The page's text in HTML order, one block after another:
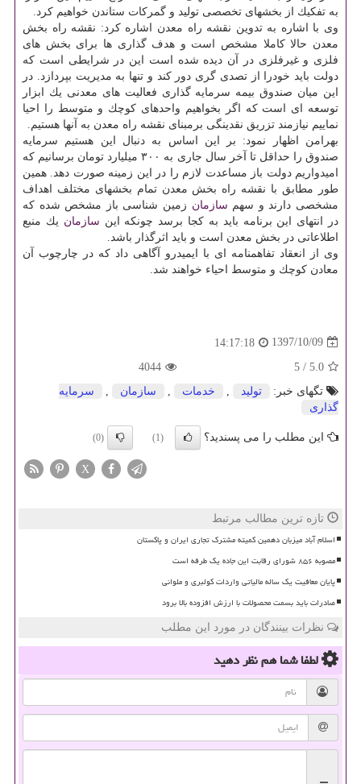
به تفكیك از بخشهای تخصصی تولید و گمركات ستاندن خواهیم كرد.
وی با اشاره به تدوین نقشه راه معدن اشاره كرد: نقشه راه بخش
معدن حالا كاملا مشخص است و هدف گذاری ها برای بخش های
فلزی و غیرفلزی در آن دیده شده است این در شرایطی است كه
دولت باید خودرا از تصدی گری دور كند و تنها به مدیریت بپردازد. در
این میان صندوق بیمه سرمایه گذاری فعالیت های معدنی یك ابزار
توسعه ای است كه اگر بخواهیم واحدهای كوچك و متوسط را احیا
نماییم نیازمند تزریق نقدینگی برمبنای نقشه راه معدن به آنها هستیم.
بهرامن اظهار نمود: بر این اساس به دنبال این هستیم سرمایه
صندوق را حداقل تا آخر سال جاری به ۳۰۰ میلیارد تومان برسانیم كه
امیدواریم دولت باز مساعدت لازم را در این زمینه صورت دهد. همین
طور مطابق با نقشه راه بخش معدن تمام بخشهای مختلف اهداف
مشخصی دارند و سهم سازمان زمین شناسی باز مشخص شده كه
در انتهای این برنامه باید به كجا برسد چونكه این سازمان یك منبع
اطلاعاتی در بخش معدن است و باید اثرگذار باشد.
وی از انعقاد تفاهمنامه ای با ایمیدرو آگاهی داد كه در چارچوب آن
معادن كوچك و متوسط احیاء خواهند شد.
1397/10/09
14:17:18
5.0
/
5
4044
تگهای خبر:
تولید خدمات سازمان
سرمایه
گذاری
این مطلب را می پسندید؟ (1)
(0)
X
تازه ترین مطالب مرتبط
اسلام آباد میزبان دهمین کمیته مشترک تجاری ایران و پاکستان
مصوبه ۸۵۶ شورای رقابت این جاده یک طرفه است
پایان معافیت یک ساله مالیاتی واردات کولبری و ملوانی
صادرات باید بسمت محصولات با ارزش افزوده بالا برود
نظرات بینندگان در مورد این مطلب
لطفا شما همنظر دهید